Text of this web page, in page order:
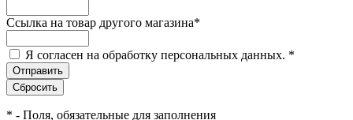
Ссылка на товар другого магазина*
Я согласен на обработку персональных данных. *
* - Поля, обязательные для заполнения